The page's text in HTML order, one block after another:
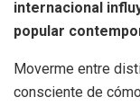
internacional
popular
Moverme entre
consciente de